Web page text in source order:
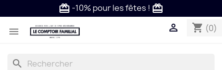
card_giftcard -10% pour les fêtes ! card_giftcard

shopping_cart (0)

search